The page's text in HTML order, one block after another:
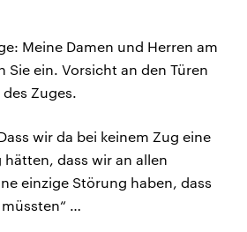
Meine Damen und Herren am
Sie ein. Vorsicht an den Türen
Zuges.
wir da bei keinem Zug eine
dass wir an allen
einzige Störung haben, dass
…